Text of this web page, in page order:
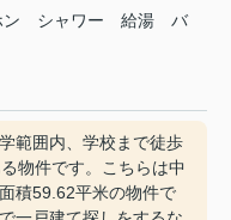
シャワー 給湯
バ
範囲内、学校まで徒歩
物件です。こちらは中
積59.62平米の物件で